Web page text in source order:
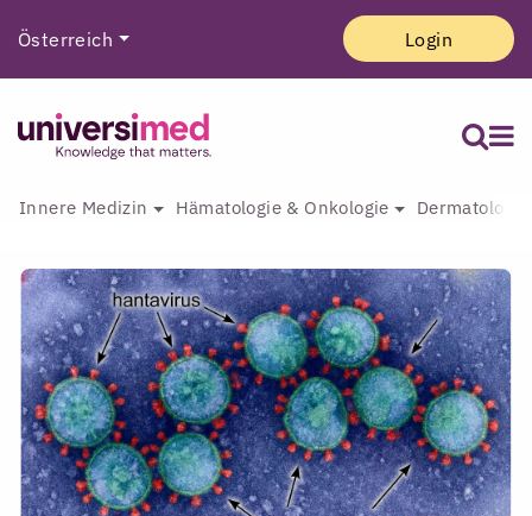
Österreich Login
Innere Medizin Hämatologie & Onkologie